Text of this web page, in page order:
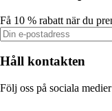
Få 10 % rabatt när du
Håll kontakten
Följ oss på sociala medier